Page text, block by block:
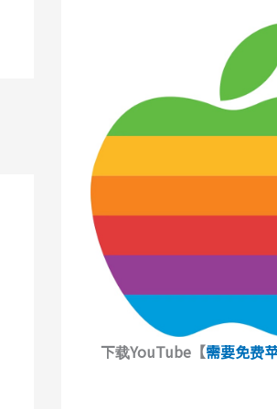
下载YouTube【需要免费